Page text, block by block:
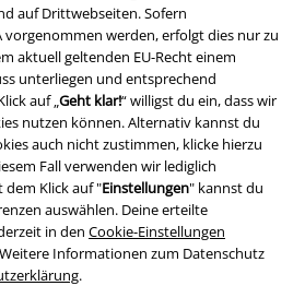
auf Drittwebseiten. Sofern
vorgenommen werden, erfolgt dies nur zu
aktuell geltenden EU-Recht einem
unterliegen und entsprechend
auf „ Geht klar!“ willigst du ein, dass wir
nutzen können. Alternativ kannst du
auch nicht zustimmen, klicke hierzu
Fall verwenden wir lediglich
dem Klick auf "Einstellungen" kannst du
auswählen. Deine erteilte
in den Cookie-Einstellungen
Informationen zum Datenschutz
.